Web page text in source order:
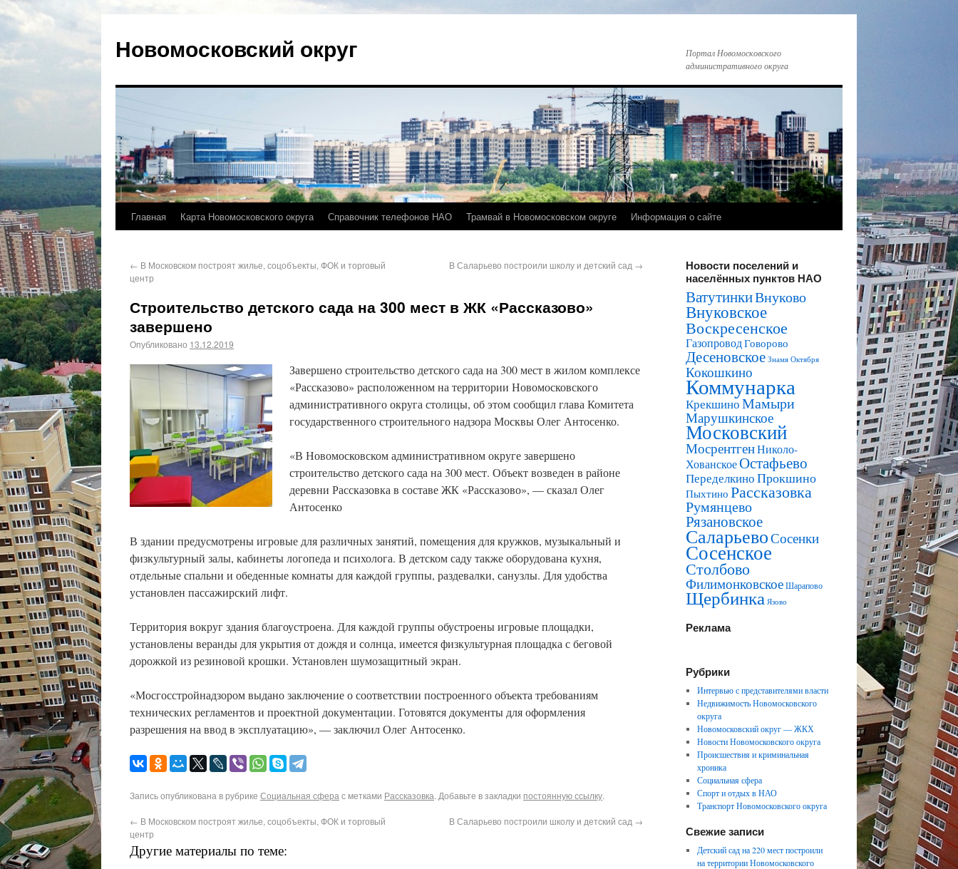
Новомосковский округ
Портал Новомосковского
административного округа
Главная Карта Новомосковского округа Справочник телефонов НАО Трамвай в Новомосковском округе Информация о сайте
← В Московском построят жилье, соцобъекты, ФОК и торговый
центр
В Саларьево построили школу и детский сад →
Строительство детского сада на 300 мест в ЖК «Рассказово»
завершено
Опубликовано 13.12.2019
Завершено строительство детского сада на 300 мест в жилом комплексе
«Рассказово» расположенном на территории Новомосковского
административного округа столицы, об этом сообщил глава Комитета
государственного строительного надзора Москвы Олег Антосенко.
«В Новомосковском административном округе завершено
строительство детского сада на 300 мест. Объект возведен в районе
деревни Рассказовка в составе ЖК «Рассказово», — сказал Олег
Антосенко
В здании предусмотрены игровые для различных занятий, помещения для кружков, музыкальный и
физкультурный залы, кабинеты логопеда и психолога. В детском саду также оборудована кухня,
отдельные спальни и обеденные комнаты для каждой группы, раздевалки, санузлы. Для удобства
установлен пассажирский лифт.
Территория вокруг здания благоустроена. Для каждой группы обустроены игровые площадки,
установлены веранды для укрытия от дождя и солнца, имеется физкультурная площадка с беговой
дорожкой из резиновой крошки. Установлен шумозащитный экран.
«Мосгосстройнадзором выдано заключение о соответствии построенного объекта требованиям
технических регламентов и проектной документации. Готовятся документы для оформления
разрешения на ввод в эксплуатацию», — заключил Олег Антосенко.
Запись опубликована в рубрике Социальная сфера с метками Рассказовка. Добавьте в закладки постоянную ссылку.
← В Московском построят жилье, соцобъекты, ФОК и торговый
центр
В Саларьево построили школу и детский сад →
Другие материалы по теме:
Новости поселений и
населённых пунктов НАО
ВатутинкиВнуково
Внуковское
Воскресенское
ГазопроводГоворово
Десеновское Знамя Октября
Кокошкино
Коммунарка
КрекшиноМамыри
Марушкинское
Московский
МосрентгенНиколо-
ХованскоеОстафьево
ПеределкиноПрокшино
Пыхтино Рассказовка
Румянцево
Рязановское
СаларьевоСосенки
Сосенское
Столбово
ФилимонковскоеШарапово
Щербинка Язово
Реклама
Рубрики
Интервью с представителями власти
Недвижимость Новомосковского
округа
Новомосковский округ — ЖКХ
Новости Новомосковского округа
Происшествия и криминальная
хроника
Социальная сфера
Спорт и отдых в НАО
Транспорт Новомосковского округа
Свежие записи
Детский сад на 220 мест построили
на территории Новомосковского